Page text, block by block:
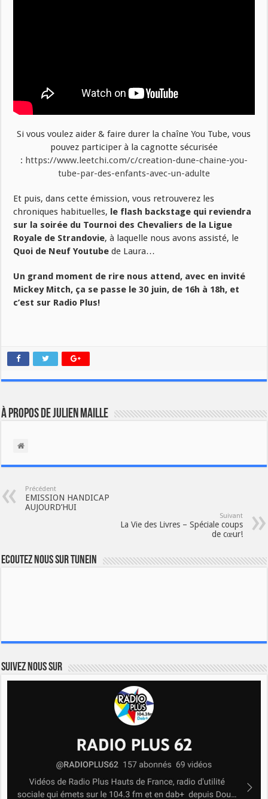
Si vous voulez aider & faire durer la chaîne You Tube, vous
pouvez participer à la cagnotte sécurisée
: https://www.leetchi.com/c/creation-dune-chaine-you-
tube-par-des-enfants-avec-un-adulte
Et puis, dans cette émission, vous retrouverez les
chroniques habituelles, le flash backstage qui reviendra
sur la soirée du Tournoi des Chevaliers de la Ligue
Royale de Strandovie, à laquelle nous avons assisté, le
Quoi de Neuf Youtube de Laura…
Un grand moment de rire nous attend, avec en invité
Mickey Mitch, ça se passe le 30 juin, de 16h à 18h, et
c’est sur Radio Plus!
À propos de Julien Maille
Précédent
EMISSION HANDICAP
AUJOURD’HUI
Suivant
La Vie des Livres – Spéciale coups
de cœur!
Ecoutez nous sur TuneIn
Suivez nous sur